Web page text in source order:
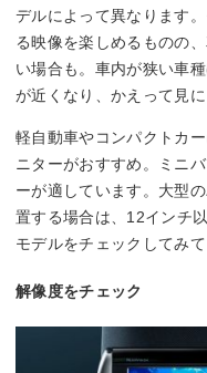
デルによって異なります
る映像を楽しめるものの
い場合も。車内が狭い車
が近くなり、かえって見
軽自動車やコンパクトカ
ニターがおすすめ。ミニ
ーが適しています。大型
置する場合は、12インチ
モデルをチェックしてみて
解像度をチェック